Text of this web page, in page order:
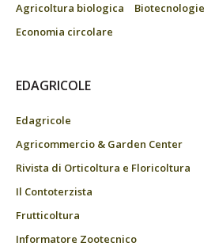
Agricoltura biologica
Biotecnologie
Economia circolare
EDAGRICOLE
Edagricole
Agricommercio & Garden Center
Rivista di Orticoltura e Floricoltura
Il Contoterzista
Frutticoltura
Informatore Zootecnico